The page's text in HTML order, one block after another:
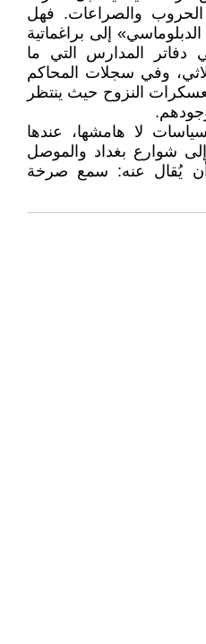
والصراعات. فهل
إلى براغماتية
دفاتر المدارس التي ما
وفي سجلات المحاكم
النزوح حيث ينتظر
لا هامشها، عندها
شوارع بغداد والموصل
أن يُقال عنه: سمع صرخة